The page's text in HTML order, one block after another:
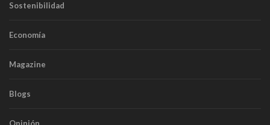
Sostenibilidad
Economía
Magazine
Blogs